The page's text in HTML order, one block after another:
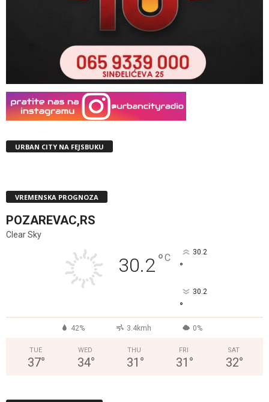
URBAN CITY NA FEJSBUKU
VREMENSKA PROGNOZA
POZAREVAC,RS
Clear Sky
30.2°C 30.2
°
30.2
°
42% 3.4kmh 0%
TUE
37°
WED
34°
THU
31 °
FRI
31 °
SAT
32°